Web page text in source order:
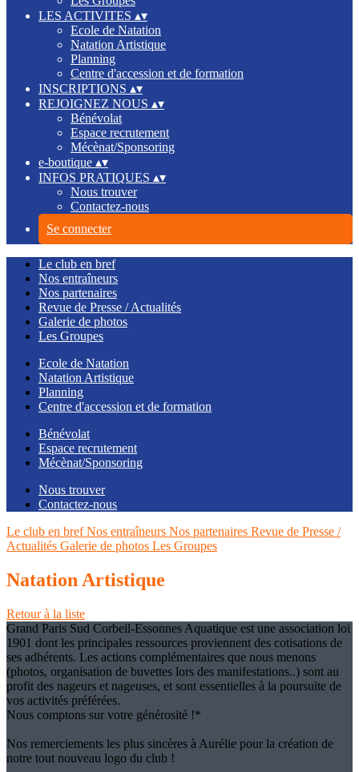
LES ACTIVITES ▴▾
Ecole de Natation
Natation Artistique
Planning
Centre d'accession et de formation
INSCRIPTIONS ▴▾
REJOIGNEZ NOUS ▴▾
Bénévolat
Espace recrutement
Mécènat/Sponsoring
e-boutique ▴▾
INFOS PRATIQUES ▴▾
Nous trouver
Contactez-nous
Se connecter
Le club en bref
Nos entraîneurs
Nos partenaires
Revue de Presse / Actualités
Galerie de photos
Les Groupes
Ecole de Natation
Natation Artistique
Planning
Centre d'accession et de formation
Bénévolat
Espace recrutement
Mécènat/Sponsoring
Nous trouver
Contactez-nous
Le club en brefNos entraîneurs Nos partenaires Revue de Presse /
Actualités Galerie de photos Les Groupes
Natation Artistique
Retour à la liste
Grand Paris Sud Corbeil-Essonnes Aquatique est une association loi
1901 dont les principales ressources proviennent des cotisations de
ses adhérents. Les actions complémentaires que nous menons
(photos, organisation de buvettes lors des manifestations..) sont au
profit des nageurs et nageuses, et sont essentielles à la poursuite de
vos activités préférées.
Nous comptons sur votre générosité !*
Nos remerciements les plus sincères à Aurélie pour la création de
notre tout nouveau logo du club !